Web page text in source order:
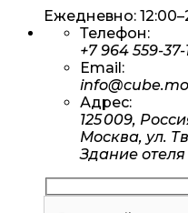
Ежедневно:
Телефон:
+7 964 559-37-
Email:
Адрес:
125 009,
Москва, ул.
Здание